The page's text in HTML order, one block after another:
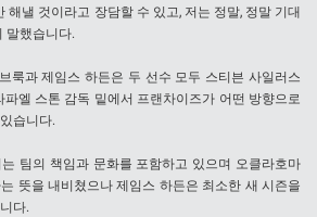
해낼 것이라고 장담할 수 있고, 저는 정말, 정말 기대
말했습니다.
룩과 제임스 하든은 두 선수 모두 스티븐 사일러스
엘 스톤 감독 밑에서 프랜차이즈가 어떤 방향으로
습니다.
팀의 책임과 문화를 포함하고 있으며 오클라호마
뜻을 내비쳤으나 제임스 하든은 최소한 새 시즌을
다.